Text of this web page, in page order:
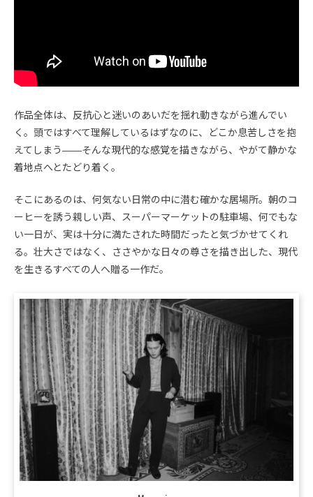
作品全体は、反抗心と迷いのあいだを揺れ動きながら進んでい
く。頭ではすべて理解しているはずなのに、どこか息苦しさを抱
えてしまう――そんな現代的な感覚を描きながら、やがて静かな
着地点へとたどり着く。
そこにあるのは、何気ない日常の中に潜む確かな居場所。朝のコ
ーヒーを誘う親しい声、スーパーマーケットの駐車場、何でもな
い一日が、実は十分に満たされた時間だったと気づかせてくれ
る。壮大さではなく、ささやかな日々の尊さを描き出した、現代
を生きるすべての人へ贈る一作だ。